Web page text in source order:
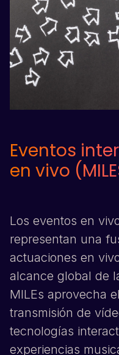
Eventos
en vivo
Los eventos en
representan una
actuaciones en
alcance global de
MILEs aprovecha
transmisión de
tecnologías
experiencias